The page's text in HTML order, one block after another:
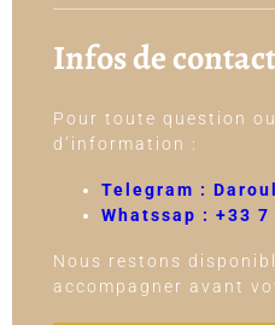
Infos de contact
Pour toute question
d’information :
Telegram :
Whatssap : +33 7
Nous restons
accompagner avant